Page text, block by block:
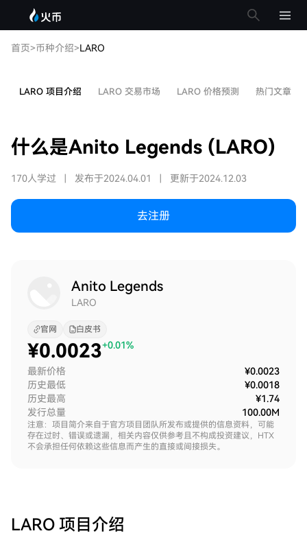
首页>币种介绍>LARO
LARO 项目介绍 LARO 交易市场 LARO 价格预测 热门文章
什么是Anito Legends (LARO)
170人学过 发布于2024.04.01 更新于2024.12.03
去注册
Anito Legends
LARO
官网 白皮书
¥0.0023+0.01%
最新价格
¥0.0023
历史最低
¥0.0018
历史最高
¥1.74
发行总量
100.00M
注意：项目简介来自于官方项目团队所发布或提供的信息资料，可能
存在过时、错误或遗漏，相关内容仅供参考且不构成投资建议，HTX
不会承担任何依赖这些信息而产生的直接或间接损失。
LARO 项目介绍